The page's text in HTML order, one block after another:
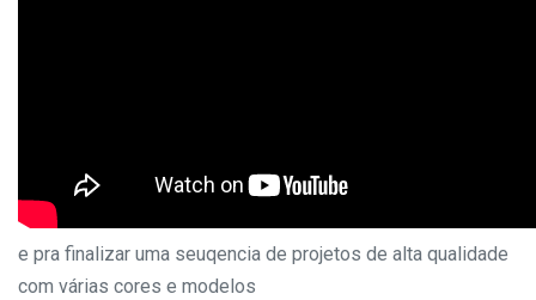
e pra finalizar uma seuqencia de projetos de alta qualidade
com várias cores e modelos